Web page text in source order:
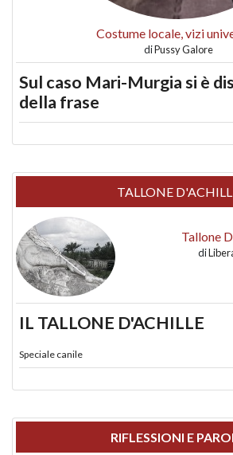
Costume locale, vizi
diPussy Galore
Sul caso Mari-Murgia si è
della frase
TALLONE
Tallone
di
IL TALLONE D'ACHILLE
Speciale canile
RIFLESSIONI E